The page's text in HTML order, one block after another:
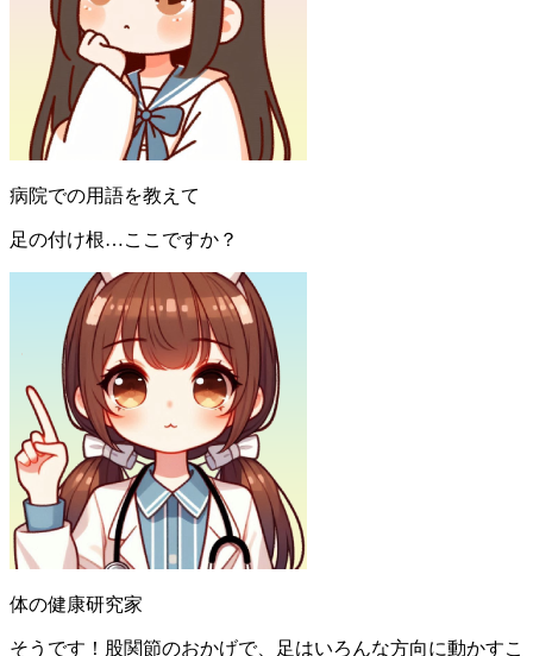
病院での用語を教えて
足の付け根…ここですか？
体の健康研究家
そうです！股関節のおかげで、足はいろんな方向に動かすこ